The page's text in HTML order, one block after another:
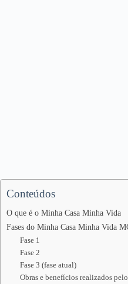
Conteúdos
O que é o Minha Casa Minha Vida
Fases do Minha Casa Minha Vida
Fase 1
Fase 2
Fase 3 (fase atual)
Obras e benefícios realizados